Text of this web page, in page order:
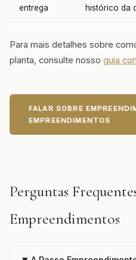
entrega
histórico da
Para mais detalhes sobre
planta, consulte nosso guia
FALAR SOBRE
EMPREENDIMENTOS
Perguntas
Empreendimentos